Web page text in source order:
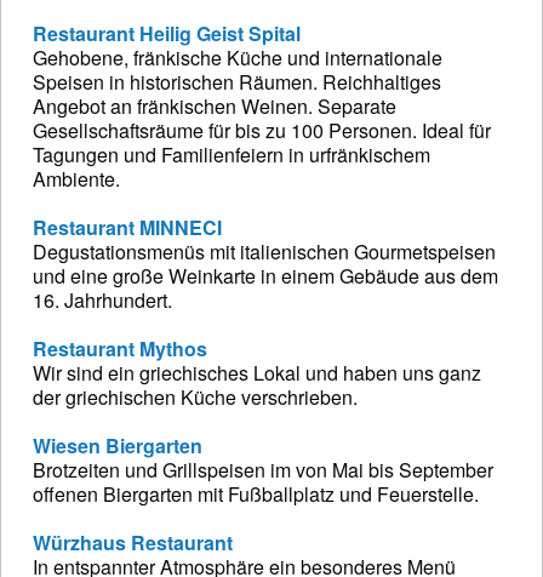
Restaurant Heilig Geist Spital
Gehobene, fränkische Küche und internationale
Speisen in historischen Räumen. Reichhaltiges
Angebot an fränkischen Weinen. Separate
Gesellschaftsräume für bis zu 100 Personen. Ideal für
Tagungen und Familienfeiern in urfränkischem
Ambiente.
Restaurant MINNECI
Degustationsmenüs mit italienischen Gourmetspeisen
und eine große Weinkarte in einem Gebäude aus dem
16. Jahrhundert.
Restaurant Mythos
Wir sind ein griechisches Lokal und haben uns ganz
der griechischen Küche verschrieben.
Wiesen Biergarten
Brotzeiten und Grillspeisen im von Mai bis September
offenen Biergarten mit Fußballplatz und Feuerstelle.
Würzhaus Restaurant
In entspannter Atmosphäre ein besonderes Menü